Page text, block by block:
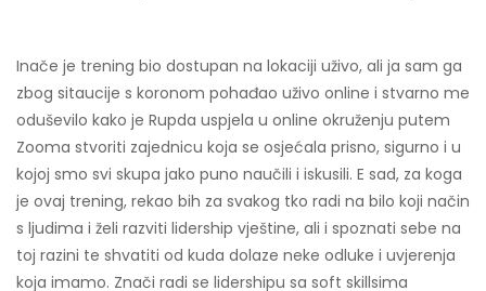
Inače je trening bio dostupan na lokaciji uživo, ali ja sam ga
zbog sitaucije s koronom pohađao uživo online i stvarno me
oduševilo kako je Rupda uspjela u online okruženju putem
Zooma stvoriti zajednicu koja se osjećala prisno, sigurno i u
kojoj smo svi skupa jako puno naučili i iskusili. E sad, za koga
je ovaj trening, rekao bih za svakog tko radi na bilo koji način
s ljudima i želi razviti lidership vještine, ali i spoznati sebe na
toj razini te shvatiti od kuda dolaze neke odluke i uvjerenja
koja imamo. Znači radi se lidershipu sa soft skillsima